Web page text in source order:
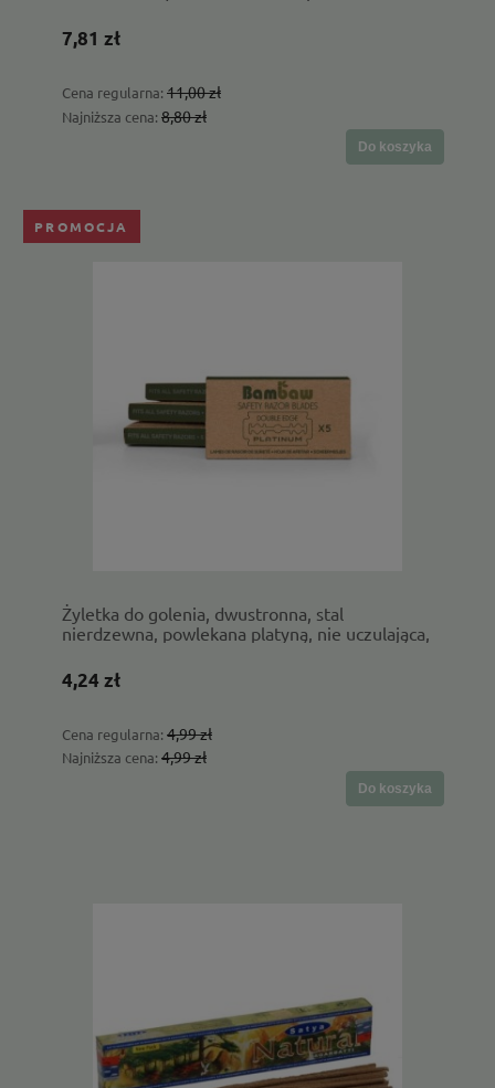
7,81 zł
Cena regularna: 11,00 zł
Najniższa cena: 8,80 zł
Do koszyka
Żyletka do golenia, dwustronna, stal
nierdzewna, powlekana platyną, nie uczulająca,
4,24 zł
Cena regularna: 4,99 zł
Najniższa cena: 4,99 zł
Do koszyka
PROMOCJA